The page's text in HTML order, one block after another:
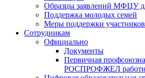
Образцы заявлений МФЦУ
Поддержка молодых семей
Меры поддержки
Сотрудникам
Официально
Документы
Первичная
РОСПРОФЖЕЛ